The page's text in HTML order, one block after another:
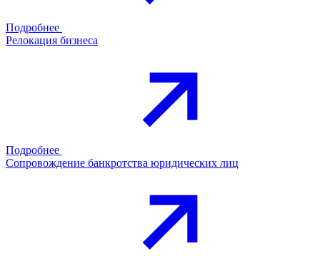
Подробнее
Релокация бизнеса
Подробнее
Сопровождение банкротства юридических лиц